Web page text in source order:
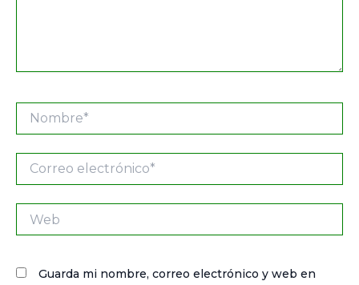
Nombre*
Correo
electrónico*
Guarda mi nombre, correo electrónico y web en